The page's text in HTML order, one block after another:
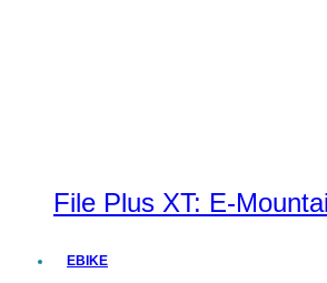
File Plus XT: E-
EBIKE